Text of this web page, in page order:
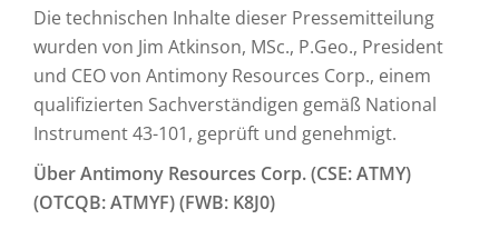
Die technischen Inhalte dieser Pressemitteilung
wurden von Jim Atkinson, MSc., P.Geo., President
und CEO von Antimony Resources Corp., einem
qualifizierten Sachverständigen gemäß National
Instrument 43-101, geprüft und genehmigt.
Über Antimony Resources Corp. (CSE: ATMY)
(OTCQB: ATMYF) (FWB: K8J0)